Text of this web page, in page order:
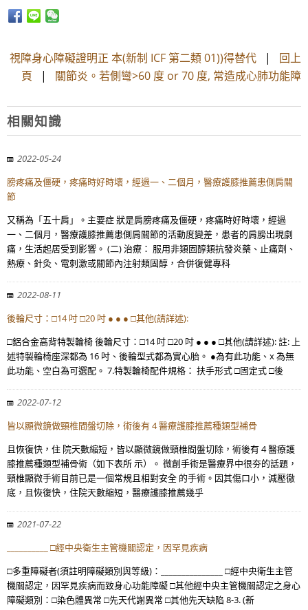
視障身心障礙證明正 本(新制 ICF 第二類 01))得替代 | 回上
頁 | 關節炎。若側彎>60 度 or 70 度, 常造成心肺功能障
相關知識
2022-05-24
膀疼痛及僵硬，疼痛時好時壞，經過一、二個月，醫療護膝推薦患側肩關
節
又稱為「五十肩」。主要症 狀是肩膀疼痛及僵硬，疼痛時好時壞，經過
一、二個月，醫療護膝推薦患側肩關節的活動度變差，患者的肩膀出現劇
痛，生活起居受到影響。 (二) 治療： 服用非類固醇類抗發炎藥、止痛劑、
熱療、針灸、電刺激或關節內注射類固醇，合併復健專科
2022-08-11
後輪尺寸：□14 吋 □20 吋 ● ● ● □其他(請詳述):
□鋁合金高背特製輪椅 後輪尺寸：□14 吋 □20 吋 ● ● ● □其他(請詳述): 註: 上
述特製輪椅座深都為 16 吋、後輪型式都為實心胎。 ●為有此功能、x 為無
此功能、空白為可選配。 7.特製輪椅配件規格： 扶手形式 □固定式 □後
2022-07-12
皆以顯微鏡做頸椎間盤切除，術後有 4 醫療護膝推薦種類型補骨
且恢復快，住 院天數縮短，皆以顯微鏡做頸椎間盤切除，術後有 4 醫療護
膝推薦種類型補骨術（如下表所 示）。 微創手術是醫療界中很夯的話題，
頸椎顯微手術目前已是一個常規且相對安全 的手術。因其傷口小，減壓徹
底，且恢復快，住院天數縮短，醫療護膝推薦幾乎
2021-07-22
__________ □經中央衛生主管機關認定，因罕見疾病
□多重障礙者(須註明障礙類別與等級)：_______________ □經中央衛生主管
機關認定，因罕見疾病而致身心功能障礙 □其他經中央主管機關認定之身心
障礙類別：□染色體異常 □先天代謝異常 □其他先天缺陷 8-3. (新